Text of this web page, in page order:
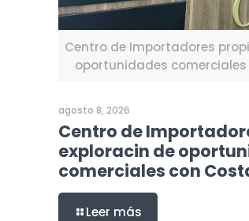
Centro de Importadores
oportunidades comerciales
agosto 8, 2026
Centro de
exploracin de
comerciales con
Leer más